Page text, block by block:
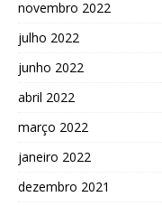
novembro 2022
julho 2022
junho 2022
abril 2022
março 2022
janeiro 2022
dezembro 2021